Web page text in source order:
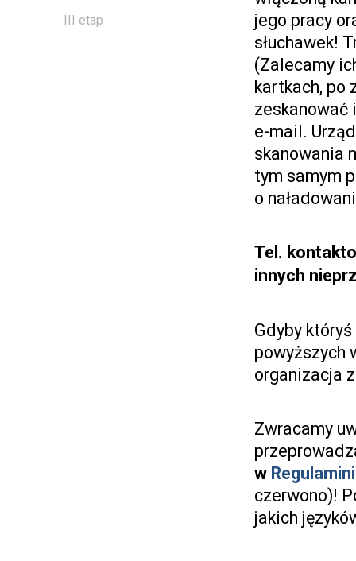
III etap
jego pracy
słuchawek!
(Zalecamy
kartkach, po
zeskanować
e-mail.
skanowania
tym samym
o
Tel.
innych
Gdyby
powyższych
organizacja
Zwracamy
w
czerwono)!
jakich